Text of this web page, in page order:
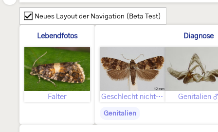
Neues Layout der Navigation (Beta Test)
Lebendfotos
Falter
Diagnose
Geschlecht nicht bestimmt Genitalien
Genitalien